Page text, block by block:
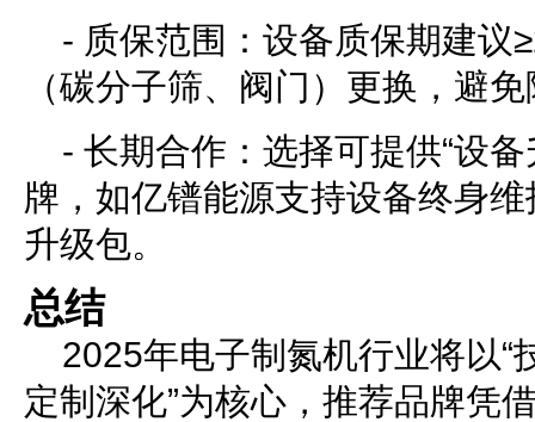
- 质保范围：设备质保期建议
（碳分子筛、阀门）更换，避
- 长期合作：选择可提供“设
牌，如亿镨能源支持设备终身
升级包。
总结
2025年电子制氮机行业将以“
定制深化”为核心，推荐品牌凭